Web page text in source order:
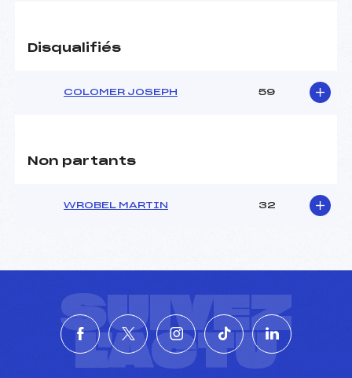
Disqualifiés
COLOMER JOSEPH 59
Non partants
WROBEL MARTIN 32
SUIVEZ
L'ACTU